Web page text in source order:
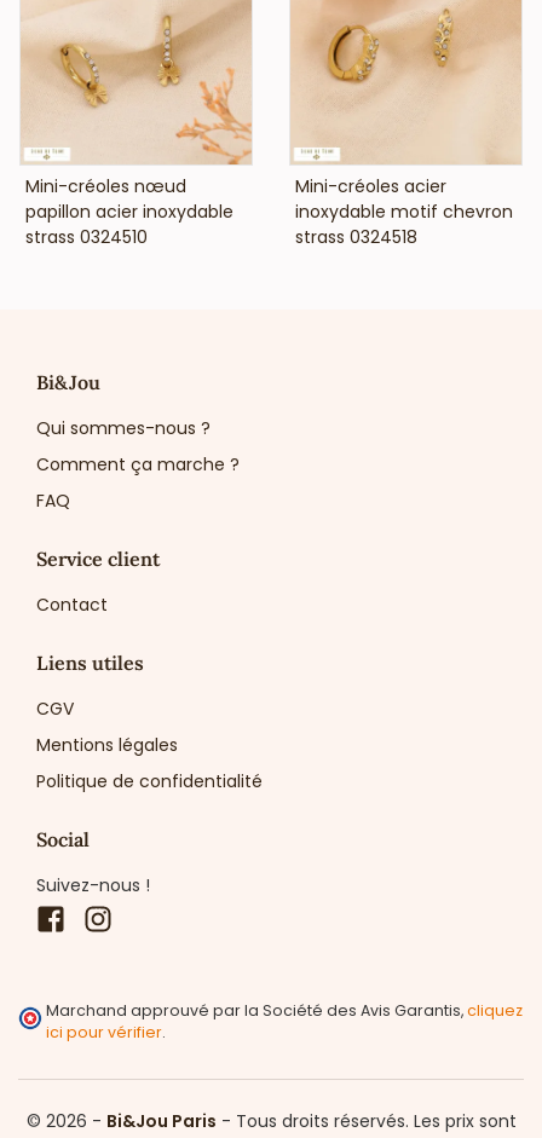
VOIR LE PRIX
Mini-créoles nœud
papillon acier inoxydable
strass 0324510
VOIR LE PRIX
Mini-créoles acier
inoxydable motif chevron
strass 0324518
Bi&Jou
Qui sommes-nous ?
Comment ça marche ?
FAQ
Service client
Contact
Liens utiles
CGV
Mentions légales
Politique de confidentialité
Social
Suivez-nous !
Facebook
Marchand approuvé par la Société des Avis Garantis,cliquez
ici pour vérifier.
© 2026 - Bi&Jou Paris - Tous droits réservés. Les prix sont